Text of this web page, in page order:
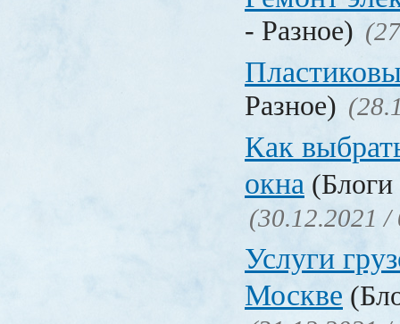
- Разное)
Разное)
Как
окна (Блоги
(30.12.2021 /
Услуги
Москве